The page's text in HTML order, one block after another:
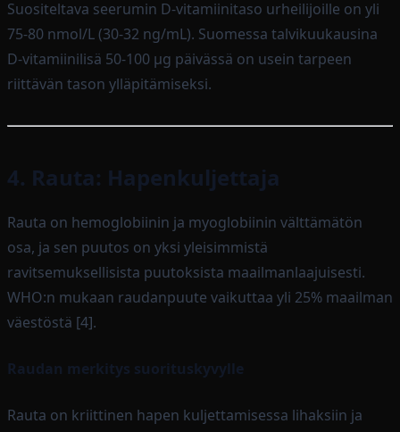
Suositeltava seerumin D-vitamiinitaso urheilijoille on yli
75-80 nmol/L (30-32 ng/mL). Suomessa talvikuukausina
D-vitamiinilisä 50-100 µg päivässä on usein tarpeen
riittävän tason ylläpitämiseksi.
4. Rauta: Hapenkuljettaja
Rauta on hemoglobiinin ja myoglobiinin välttämätön
osa, ja sen puutos on yksi yleisimmistä
ravitsemuksellisista puutoksista maailmanlaajuisesti.
WHO:n mukaan raudanpuute vaikuttaa yli 25% maailman
väestöstä [4].
Raudan merkitys suorituskyvylle
Rauta on kriittinen hapen kuljettamisessa lihaksiin ja